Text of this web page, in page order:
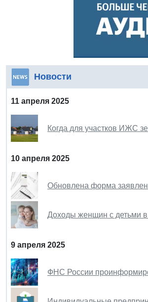
Новости
11 апреля 2025
Когда для участков ИЖС
10 апреля 2025
Обновлена форма
Доходы женщин с детьми в
9 апреля 2025
ФНС России